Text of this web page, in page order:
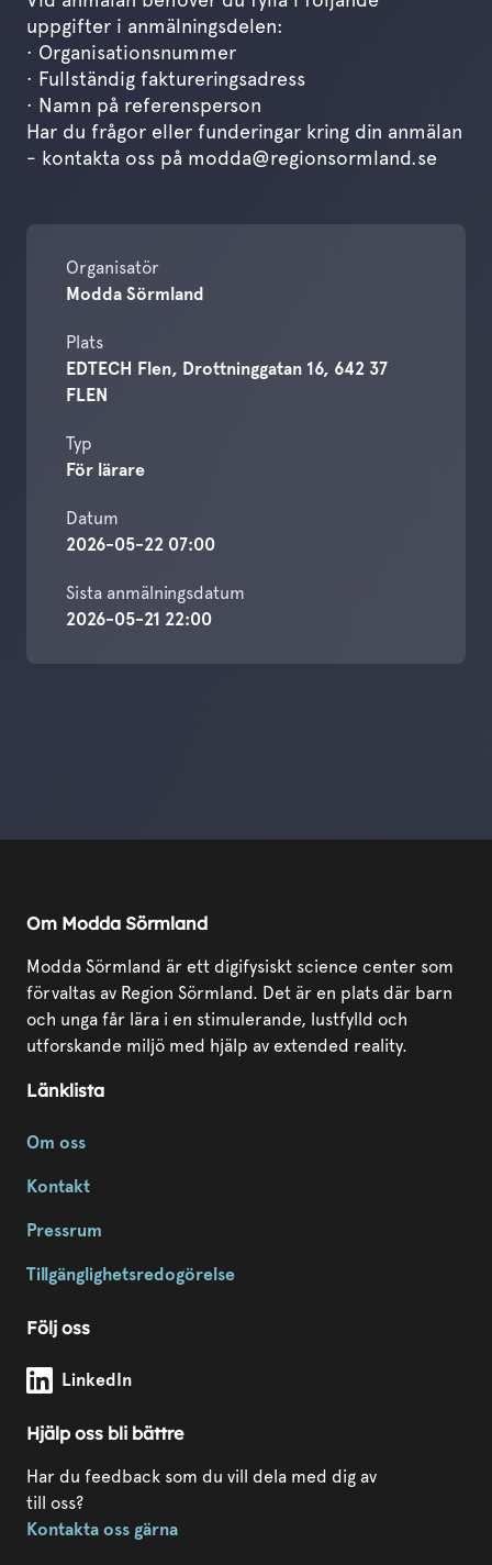
uppgifter i anmälningsdelen:
· Organisationsnummer
· Fullständig faktureringsadress
· Namn på referensperson
Har du frågor eller funderingar kring din anmälan
- kontakta oss på modda@regionsormland.se
Organisatör
Modda Sörmland
Plats
EDTECH Flen, Drottninggatan 16, 642 37
FLEN
Typ
För lärare
Datum
2026-05-22 07:00
Sista anmälningsdatum
2026-05-21 22:00
Om Modda Sörmland
Modda Sörmland är ett digifysiskt science center som
förvaltas av Region Sörmland. Det är en plats där barn
och unga får lära i en stimulerande, lustfylld och
utforskande miljö med hjälp av extended reality.
Länklista
Om oss
Kontakt
Pressrum
Tillgänglighetsredogörelse
Följ oss
Modda Sörmland på
LinkedIn
Hjälp oss bli bättre
Har du feedback som du vill dela med dig av
till oss?
Kontakta oss gärna